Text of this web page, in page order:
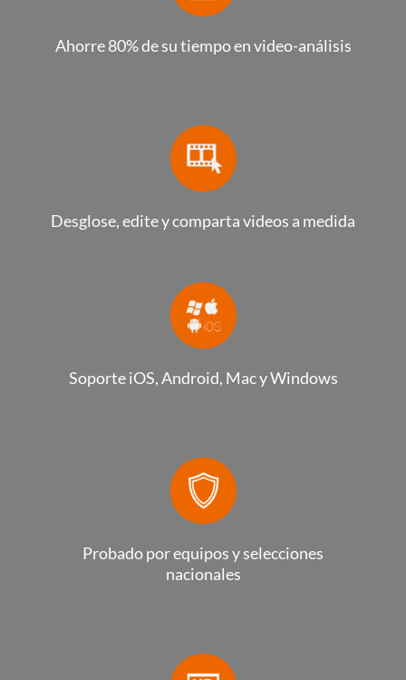
Ahorre 80% de su tiempo en video-análisis
Desglose, edite y comparta videos a medida
Soporte iOS, Android, Mac y Windows
Probado por equipos y selecciones
nacionales